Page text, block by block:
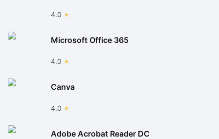
4.0
Microsoft Office 365
4.0
Canva
4.0
Adobe Acrobat Reader DC